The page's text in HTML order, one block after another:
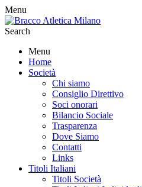
Menu
Search
Menu
Home
Società
Chi siamo
Consiglio Direttivo
Soci onorari
Bilancio Sociale
Trasparenza
Dove Siamo
Contatti
Links
Titoli Italiani
Titoli Società